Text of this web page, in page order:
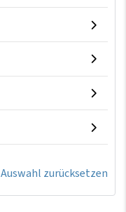
Auswahl zurücksetzen